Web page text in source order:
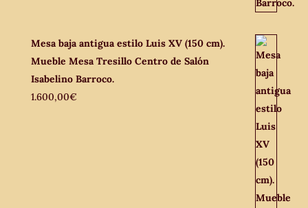
Mesa baja antigua estilo Luis XV (150 cm).
Mueble Mesa Tresillo Centro de Salón
Isabelino Barroco.
1.600,00€